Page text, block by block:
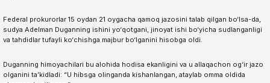
Federal prokurorlar 15 oydan 21 oygacha qamoq jazosini talab qilgan bo‘lsa-da,
sudya Adelman Duganning ishini yo‘qotgani, jinoyat ishi bo‘yicha sudlanganligi
va tahdidlar tufayli ko‘chishga majbur bo‘lganini hisobga oldi.
Duganning himoyachilari bu alohida hodisa ekanligini va u allaqachon og‘ir jazo
olganini ta’kidladi: “U hibsga olinganda kishanlangan, ataylab omma oldida